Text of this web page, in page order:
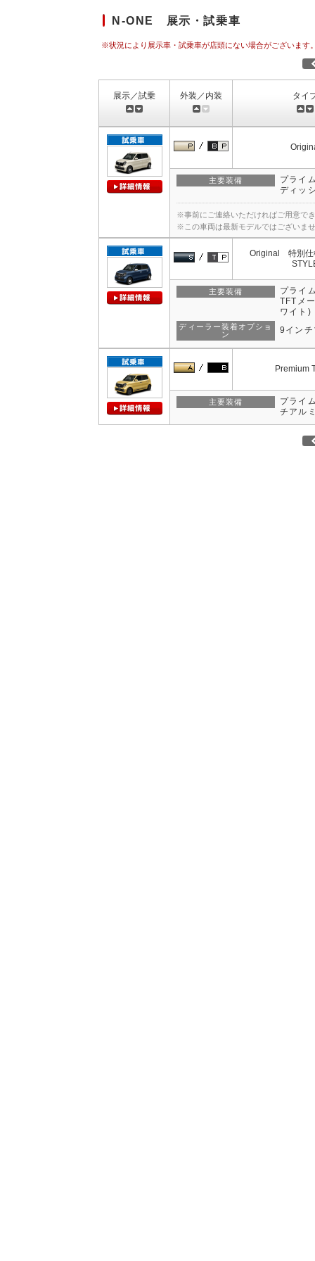
N-ONE 展示・試乗車
※状況により展示車・試乗車が店頭にない場合がございます
展示／試乗 外装／内装 タイ
主要装備
プライ
ディッ
※事前にご連絡いただければご用意で
※この車両は最新モデルではございま
Original 特別仕
主要装備
プライ
TFTメ
ワイト)
ディーラー装着オプショ
ン
9イン
Premium
主要装備
プライ
チアル